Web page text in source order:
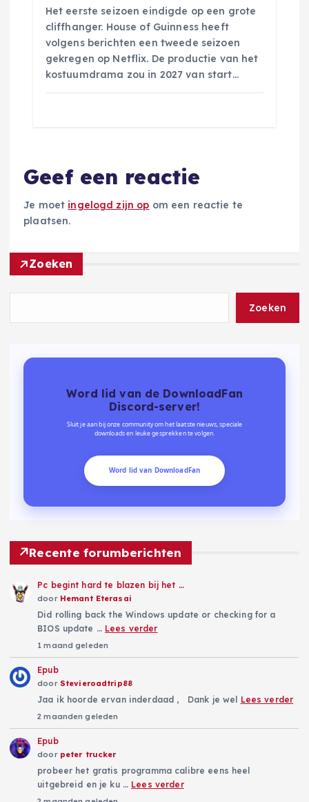
Het eerste seizoen eindigde op een grote
cliffhanger. House of Guinness heeft
volgens berichten een tweede seizoen
gekregen op Netflix. De productie van het
kostuumdrama zou in 2027 van start…
Geef een reactie
Je moet ingelogd zijn op om een reactie te
plaatsen.
Zoeken
Zoeken
Word lid van de DownloadFan
Discord-server!
Sluit je aan bij onze community om het laatste nieuws, speciale
downloads en leuke gesprekken te volgen.
Word lid van DownloadFan
Recente forumberichten
Pc begint hard te blazen bij het …
door Hemant Eterasai
Did rolling back the Windows update or checking for a
BIOS update … Lees verder
1 maand geleden
Epub
door Stevieroadtrip88
Jaa ik hoorde ervan inderdaad , Dank je wel Lees verder
2 maanden geleden
Epub
door peter trucker
probeer het gratis programma calibre eens heel
uitgebreid en je ku … Lees verder